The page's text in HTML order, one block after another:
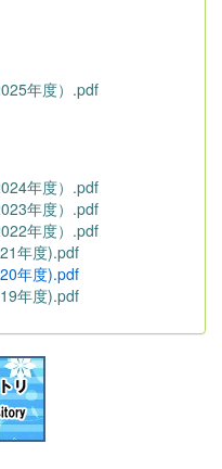
年度）.pdf
年度）.pdf
年度）.pdf
年度）.pdf
年度).pdf
年度).pdf
年度).pdf